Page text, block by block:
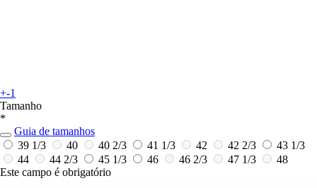
+-1
Tamanho
*
Guia de tamanhos
39 1/3
40 40 2/3 41 1/3 42 42 2/3
43 1/3
44
44 2/3 45 1/3 46 46 2/3 47 1/3
48
Este campo é obrigatório